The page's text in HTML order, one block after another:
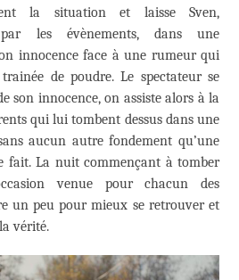
la situation et laisse Sven,
par les évènements, dans une
innocence face à une rumeur qui
de poudre. Le spectateur se
son innocence, on assiste alors à la
qui lui tombent dessus dans une
aucun autre fondement qu’une
fait. La nuit commençant à tomber
venue pour chacun des
un peu pour mieux se retrouver et
vérité.